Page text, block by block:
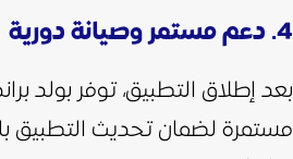
4. دعم مستمر وصيانة دورية
بعد إطلاق التطبيق، توفر بولد
مستمرة لضمان تحديث التطبيق